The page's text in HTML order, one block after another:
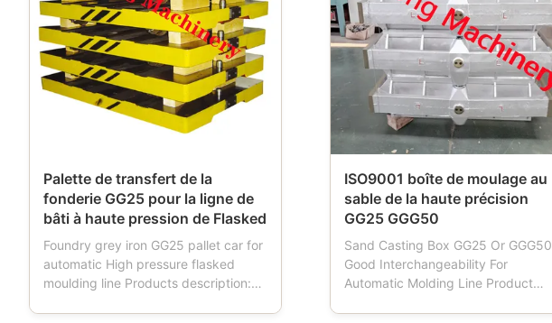
Palette de transfert de la
fonderie GG25 pour la ligne de
bâti à haute pression de Flasked
Foundry grey iron GG25 pallet car for
automatic High pressure flasked
moulding line Products description:
ISO9001 boîte de moulage au
sable de la haute précision
GG25 GGG50
Sand Casting Box GG25 Or GGG50
Good Interchangeability For
Automatic Molding Line Product